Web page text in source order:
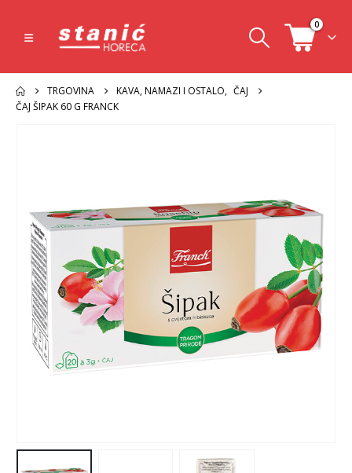
0
TRGOVINA KAVA, NAMAZI I OSTALO, ČAJ
ČAJ ŠIPAK 60 G FRANCK